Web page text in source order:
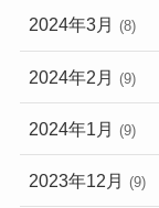
2024年3月 (8)
2024年2月 (9)
2024年1月 (9)
2023年12月 (9)